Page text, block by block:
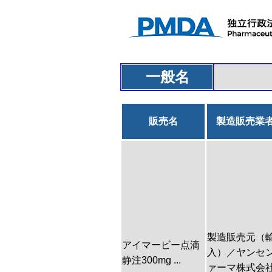
一般名
販売名 製造販売業
アイマービー点滴
静注300mg ...
製造販売元（
入）／ヤンセ
ァーマ株式会